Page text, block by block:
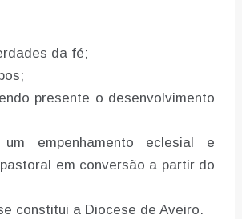
da fé;
presente o desenvolvimento
empenhamento eclesial e
em conversão a partir do
constitui a Diocese de Aveiro.